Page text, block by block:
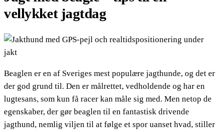
vellykket jagtdag
Beaglen er en af Sveriges mest populære jagthunde, og det er
der god grund til. Den er målrettet, vedholdende og har en
lugtesans, som kun få racer kan måle sig med. Men netop de
egenskaber, der gør beaglen til en fantastisk drivende
jagthund, nemlig viljen til at følge et spor uanset hvad, stiller